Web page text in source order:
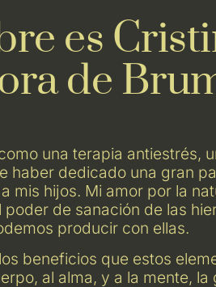
es
de
una terapia antiestrés,
haber dedicado una gran
mis hijos. Mi amor por la
de sanación de las
producir con ellas.
beneficios que estos
al alma, y a la mente,